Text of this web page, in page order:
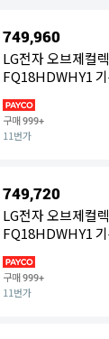
749,960
LG전자 오브제컬
FQ18HDWHY1
구매999+
11번가
749,720
LG전자 오브제컬
FQ18HDWHY1
구매999+
11번가